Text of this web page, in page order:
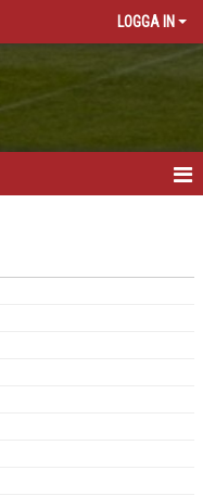
LOGGA IN